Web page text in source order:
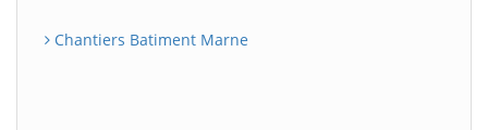
Chantiers Batiment Marne